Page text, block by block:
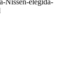
Nissen-elegida-